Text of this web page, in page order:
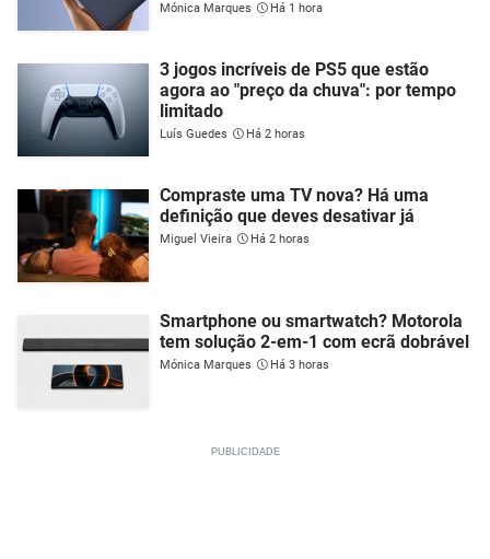
Mónica Marques Há 1 hora
3 jogos incríveis de PS5 que estão
agora ao "preço da chuva": por tempo
limitado
Luís Guedes Há 2 horas
Compraste uma TV nova? Há uma
definição que deves desativar já
Miguel Vieira Há 2 horas
Smartphone ou smartwatch? Motorola
tem solução 2-em-1 com ecrã dobrável
Mónica Marques Há 3 horas